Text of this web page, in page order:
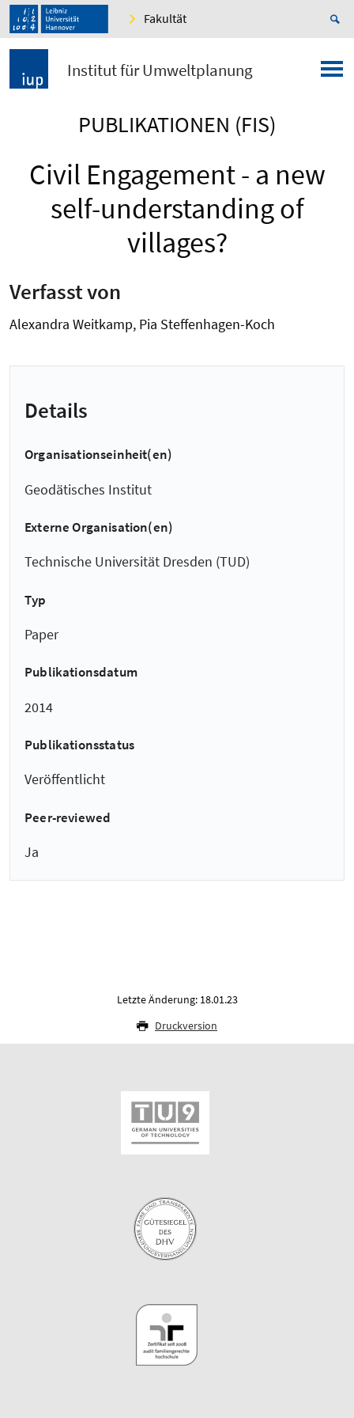
Fakultät
Institut für Umweltplanung
PUBLIKATIONEN (FIS)
Civil Engagement - a new
self-understanding of
villages?
Verfasst von
Alexandra Weitkamp, Pia Steffenhagen-Koch
Details
Organisationseinheit(en)
Geodätisches Institut
Externe Organisation(en)
Technische Universität Dresden (TUD)
Typ
Paper
Publikationsdatum
2014
Publikationsstatus
Veröffentlicht
Peer-reviewed
Ja
Letzte Änderung: 18.01.23
Druckversion